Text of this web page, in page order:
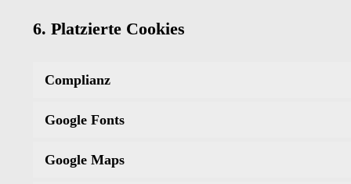
6. Platzierte Cookies
Complianz
Google Fonts
Google Maps